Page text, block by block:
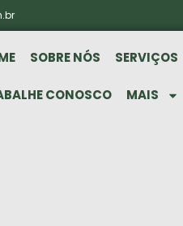
SOBRE NÓS SERVIÇOS
CONOSCO MAIS